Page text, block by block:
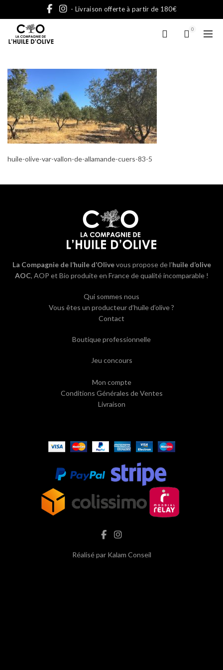
- Livraison offerte à partir de 180€
0
huile-olive-var-vallon-de-allamande-cuers-83-5
La Compagnie de l’huile d’Olivevous propose de l’huile d’olive
AOC, AOP et Bio produite en France de qualité incomparable !
Qui sommes nous
Vous êtes un producteur d’huile d’olive ?
Contact
Boutique professionnelle
Jeu concours
Mon compte
Conditions Générales de Ventes
Livraison
Réalisé par Kalam Conseil